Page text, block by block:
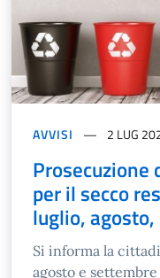
AVVISI 2 LUG
per il secco
luglio,
Si informa la
agosto e